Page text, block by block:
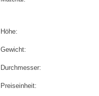
Höhe:
Gewicht:
Durchmesser:
Preiseinheit: